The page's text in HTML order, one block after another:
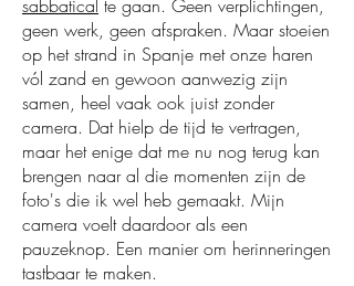
sabbatical te gaan. Geen verplichtingen,
geen werk, geen afspraken. Maar stoeien
op het strand in Spanje met onze haren
vól zand en gewoon aanwezig zijn
samen, heel vaak ook juist zonder
camera. Dat hielp de tijd te vertragen,
maar het enige dat me nu nog terug kan
brengen naar al die momenten zijn de
foto's die ik wel heb gemaakt. Mijn
camera voelt daardoor als een
pauzeknop. Een manier om herinneringen
tastbaar te maken.